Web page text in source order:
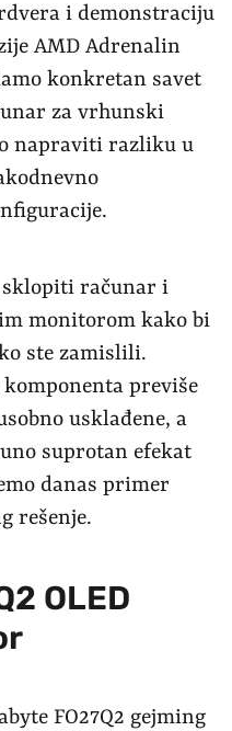
i demonstraciju
AMD Adrenalin
konkretan savet
za vrhunski
napraviti razliku u
sklopiti računar i
monitorom kako bi
ste zamislili.
komponenta previše
usklađene, a
suprotan efekat
danas primer
rešenje.
OLED
FO27Q2 gejming